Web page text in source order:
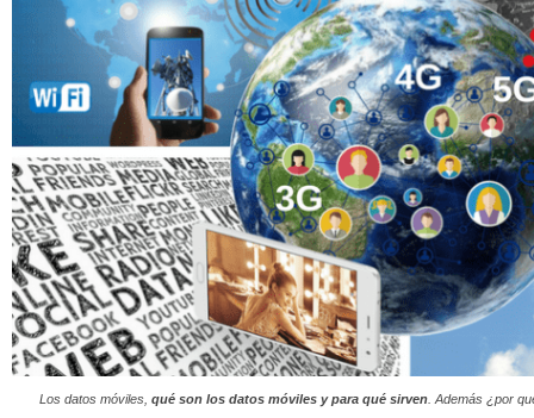
Los datos móviles, qué son los datos móviles y para qué sirven . Además ¿por